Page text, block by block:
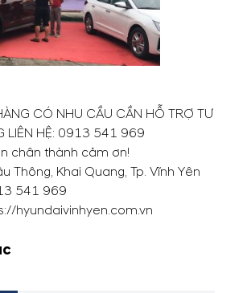
CÓ NHU CẦU CẦN HỖ TRỢ TƯ
LIÊN HỆ: 0913 541 969
chân thành cảm ơn!
Thông, Khai Quang, Tp. Vĩnh Yên
541 969
hyundaivinhyen.com.vn